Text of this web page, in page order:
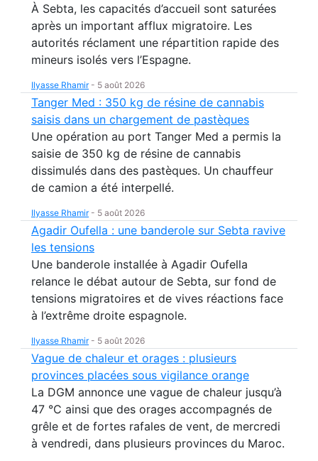
À Sebta, les capacités d’accueil sont saturées
après un important afflux migratoire. Les
autorités réclament une répartition rapide des
mineurs isolés vers l’Espagne.
Ilyasse Rhamir- 5 août 2026
Tanger Med : 350 kg de résine de cannabis
saisis dans un chargement de pastèques
Une opération au port Tanger Med a permis la
saisie de 350 kg de résine de cannabis
dissimulés dans des pastèques. Un chauffeur
de camion a été interpellé.
Ilyasse Rhamir- 5 août 2026
Agadir Oufella : une banderole sur Sebta ravive
les tensions
Une banderole installée à Agadir Oufella
relance le débat autour de Sebta, sur fond de
tensions migratoires et de vives réactions face
à l’extrême droite espagnole.
Ilyasse Rhamir- 5 août 2026
Vague de chaleur et orages : plusieurs
provinces placées sous vigilance orange
La DGM annonce une vague de chaleur jusqu’à
47 °C ainsi que des orages accompagnés de
grêle et de fortes rafales de vent, de mercredi
à vendredi, dans plusieurs provinces du Maroc.